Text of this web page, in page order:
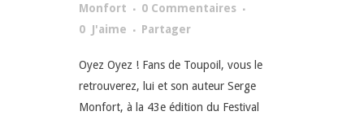
Monfort
0 Commentaires
0 J'aime Partager
Oyez Oyez ! Fans de Toupoil, vous le
retrouverez, lui et son auteur Serge
Monfort, à la 43e édition du Festival